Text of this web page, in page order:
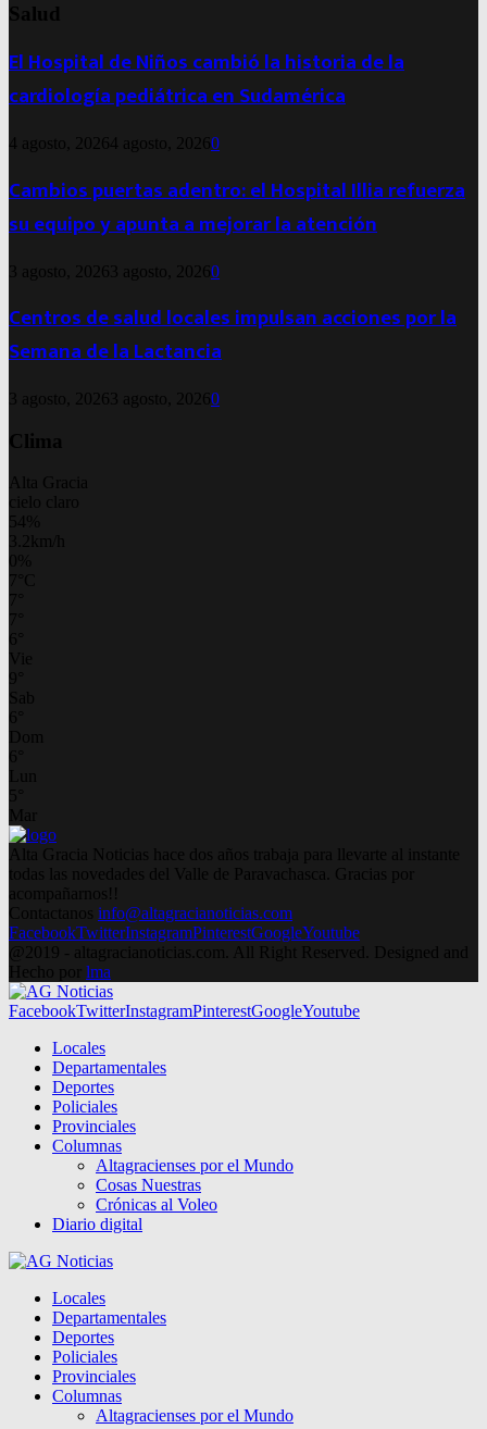
Salud
El Hospital de Niños cambió la historia de la
cardiología pediátrica en Sudamérica
4 agosto, 20264 agosto, 20260
Cambios puertas adentro: el Hospital Illia refuerza
su equipo y apunta a mejorar la atención
3 agosto, 2026 3 agosto, 20260
Centros de salud locales impulsan acciones por la
Semana de la Lactancia
3 agosto, 2026 3 agosto, 20260
Clima
Alta Gracia
cielo claro
54%
3.2km/h
0%
7 C
7
7
6
Vie
9
Sab
6
Dom
6
Lun
5
Mar
Alta Gracia Noticias hace dos años trabaja para llevarte al instante
todas las novedades del Valle de Paravachasca. Gracias por
acompañarnos!!
Contactanos info@altagracianoticias.com
FacebookTwitterInstagramPinterestGoogleYoutube
@2019 - altagracianoticias.com. All Right Reserved. Designed and
Hecho por lma
FacebookTwitterInstagramPinterestGoogleYoutube
Locales
Departamentales
Deportes
Policiales
Provinciales
Columnas
Altagracienses por el Mundo
Cosas Nuestras
Crónicas al Voleo
Diario digital
Locales
Departamentales
Deportes
Policiales
Provinciales
Columnas
Altagracienses por el Mundo